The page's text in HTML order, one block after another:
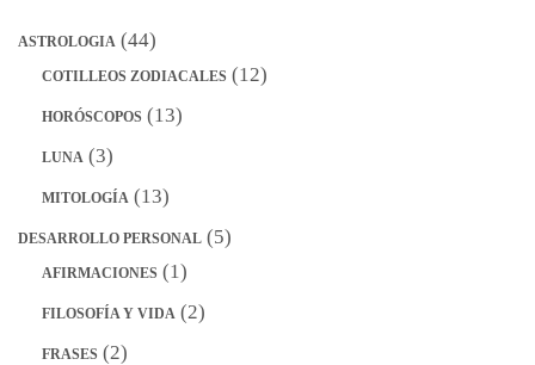
ASTROLOGIA (44)
COTILLEOS ZODIACALES (12)
HORÓSCOPOS (13)
LUNA (3)
MITOLOGÍA (13)
DESARROLLO PERSONAL (5)
AFIRMACIONES (1)
FILOSOFÍA Y VIDA (2)
FRASES (2)